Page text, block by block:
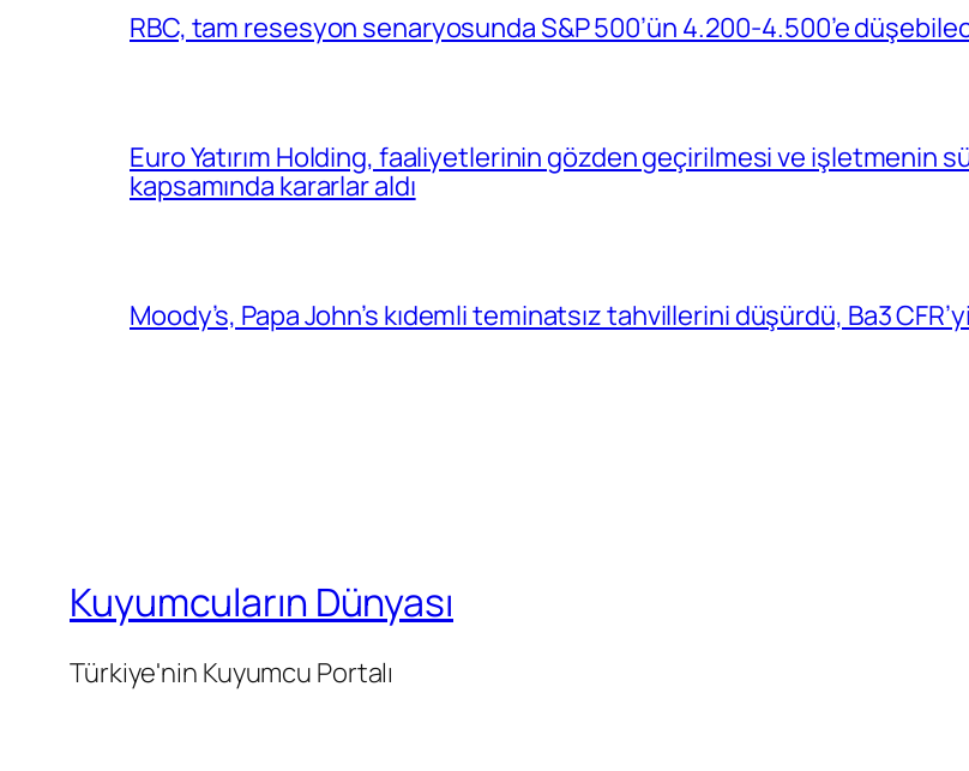
RBC, tam resesyon senaryosunda S&P 500’ün 4.200-4.500’e
Euro Yatırım Holding, faaliyetlerinin gözden geçirilmesi ve işletmenin
kapsamında kararlar aldı
Moody’s, Papa John’s kıdemli teminatsız tahvillerini düşürdü, Ba3
Kuyumcuların Dünyası
Türkiye'nin Kuyumcu Portalı